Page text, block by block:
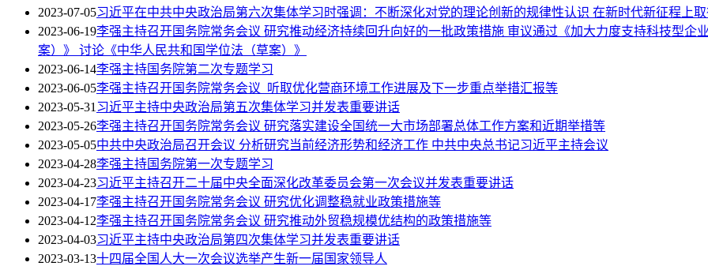
2023-07-05习近平在中共中央政治局第六次集体学习时强调：不断深化对党的理论创新的规律性认识 在新时代新征程上
2023-06-19李强主持召开国务院常务会议 研究推动经济持续回升向好的一批政策措施 审议通过《加大力度支持科技型企
案）》 讨论《中华人民共和国学位法（草案）》
2023-06-14李强主持国务院第二次专题学习
2023-06-05李强主持召开国务院常务会议 听取优化营商环境工作进展及下一步重点举措汇报等
2023-05-31习近平主持中央政治局第五次集体学习并发表重要讲话
2023-05-26李强主持召开国务院常务会议 研究落实建设全国统一大市场部署总体工作方案和近期举措等
2023-05-05中共中央政治局召开会议 分析研究当前经济形势和经济工作 中共中央总书记习近平主持会议
2023-04-28李强主持国务院第一次专题学习
2023-04-23习近平主持召开二十届中央全面深化改革委员会第一次会议并发表重要讲话
2023-04-17李强主持召开国务院常务会议 研究优化调整稳就业政策措施等
2023-04-12李强主持召开国务院常务会议 研究推动外贸稳规模优结构的政策措施等
2023-04-03习近平主持中央政治局第四次集体学习并发表重要讲话
2023-03-13十四届全国人大一次会议选举产生新一届国家领导人